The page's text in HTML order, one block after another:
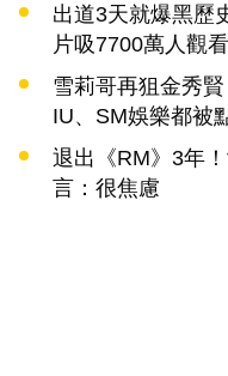
出道3天就爆黑歷
片吸7700萬人觀看
雪莉哥再狙金秀
IU、SM娛樂都被
退出《RM》3年
言：很焦慮